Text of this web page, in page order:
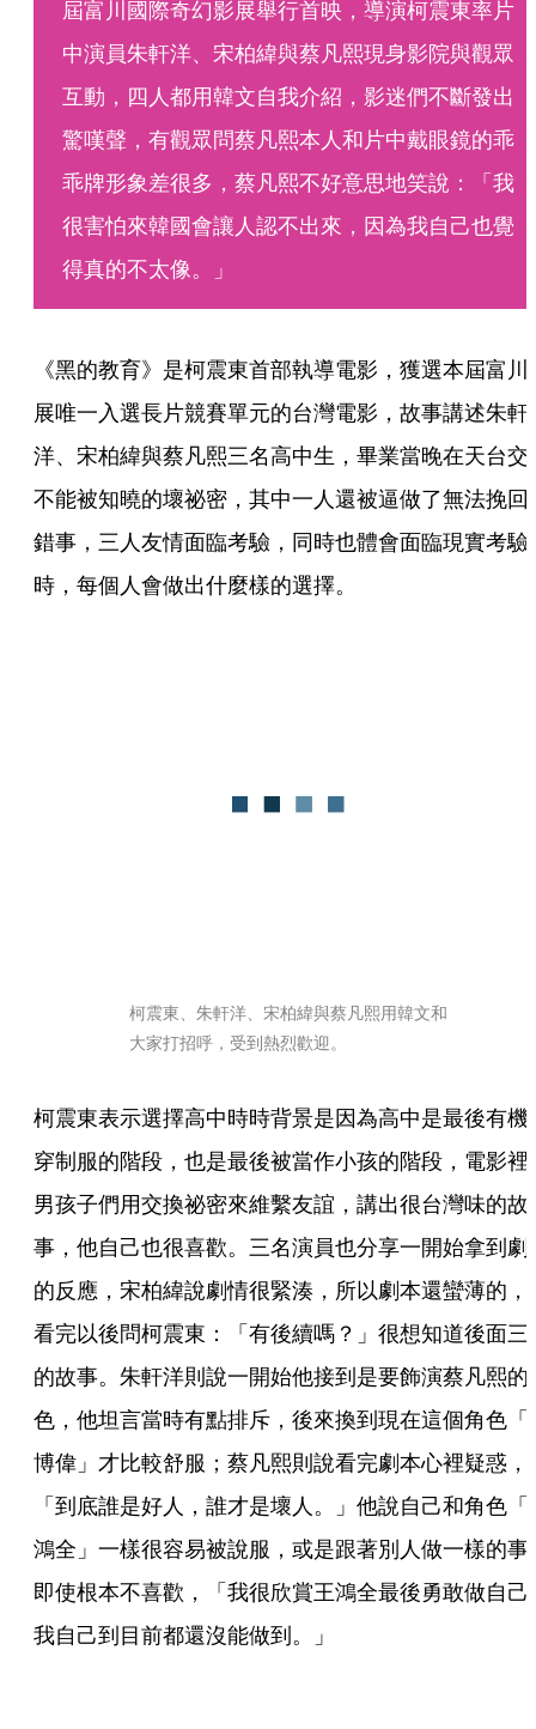
屆富川國際奇幻影展舉行首映，導演柯震東率片
中演員朱軒洋、宋柏緯與蔡凡熙現身影院與觀眾
互動，四人都用韓文自我介紹，影迷們不斷發出
驚嘆聲，有觀眾問蔡凡熙本人和片中戴眼鏡的乖
乖牌形象差很多，蔡凡熙不好意思地笑說：「我
很害怕來韓國會讓人認不出來，因為我自己也覺
得真的不太像。」
《黑的教育》是柯震東首部執導電影，獲選本屆富川
展唯一入選長片競賽單元的台灣電影，故事講述朱軒
洋、宋柏緯與蔡凡熙三名高中生，畢業當晚在天台交
不能被知曉的壞祕密，其中一人還被逼做了無法挽回
錯事，三人友情面臨考驗，同時也體會面臨現實考驗
時，每個人會做出什麼樣的選擇。
柯震東、朱軒洋、宋柏緯與蔡凡熙用韓文和
大家打招呼，受到熱烈歡迎。
柯震東表示選擇高中時時背景是因為高中是最後有機
穿制服的階段，也是最後被當作小孩的階段，電影裡
男孩子們用交換祕密來維繫友誼，講出很台灣味的故
事，他自己也很喜歡。三名演員也分享一開始拿到劇
的反應，宋柏緯說劇情很緊湊，所以劇本還蠻薄的，
看完以後問柯震東：「有後續嗎？」很想知道後面三
的故事。朱軒洋則說一開始他接到是要飾演蔡凡熙的
色，他坦言當時有點排斥，後來換到現在這個角色「
博偉」才比較舒服；蔡凡熙則說看完劇本心裡疑惑，
「到底誰是好人，誰才是壞人。」他說自己和角色「
鴻全」一樣很容易被說服，或是跟著別人做一樣的事
即使根本不喜歡，「我很欣賞王鴻全最後勇敢做自己
我自己到目前都還沒能做到。」